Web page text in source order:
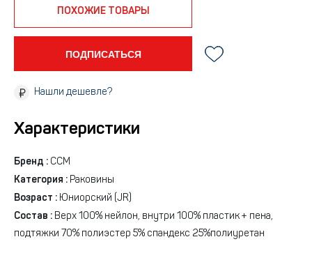
ПОХОЖИЕ ТОВАРЫ
ПОДПИСАТЬСЯ
Нашли дешевле?
Характеристики
Бренд : CCM
Категория : Раковины
Возраст : Юниорский (JR)
Состав : Верх 100% нейлон, внутри 100% пластик + пена,
подтяжки 70% полиэстер 5% спандекс 25%полиуретан